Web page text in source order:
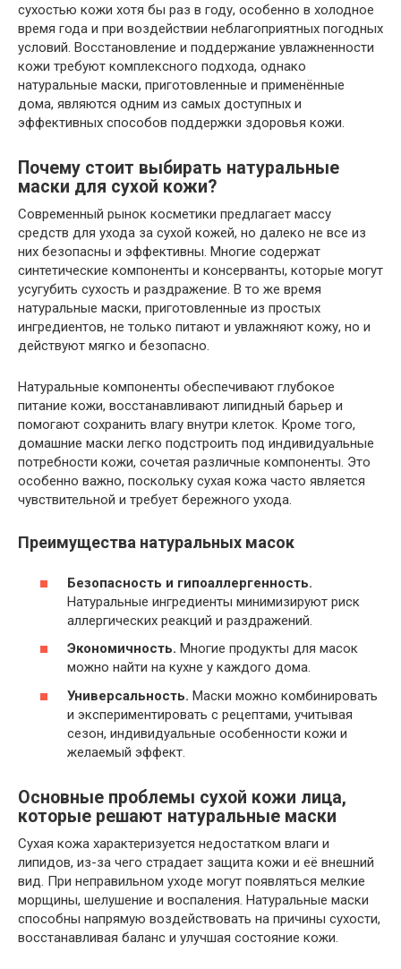
сухостью кожи хотя бы раз в году, особенно в холодное
время года и при воздействии неблагоприятных погодных
условий. Восстановление и поддержание увлажненности
кожи требуют комплексного подхода, однако
натуральные маски, приготовленные и применённые
дома, являются одним из самых доступных и
эффективных способов поддержки здоровья кожи.
Почему стоит выбирать натуральные
маски для сухой кожи?
Современный рынок косметики предлагает массу
средств для ухода за сухой кожей, но далеко не все из
них безопасны и эффективны. Многие содержат
синтетические компоненты и консерванты, которые могут
усугубить сухость и раздражение. В то же время
натуральные маски, приготовленные из простых
ингредиентов, не только питают и увлажняют кожу, но и
действуют мягко и безопасно.
Натуральные компоненты обеспечивают глубокое
питание кожи, восстанавливают липидный барьер и
помогают сохранить влагу внутри клеток. Кроме того,
домашние маски легко подстроить под индивидуальные
потребности кожи, сочетая различные компоненты. Это
особенно важно, поскольку сухая кожа часто является
чувствительной и требует бережного ухода.
Преимущества натуральных масок
Безопасность и гипоаллергенность.
Натуральные ингредиенты минимизируют риск
аллергических реакций и раздражений.
Экономичность. Многие продукты для масок
можно найти на кухне у каждого дома.
Универсальность. Маски можно комбинировать
и экспериментировать с рецептами, учитывая
сезон, индивидуальные особенности кожи и
желаемый эффект.
Основные проблемы сухой кожи лица,
которые решают натуральные маски
Сухая кожа характеризуется недостатком влаги и
липидов, из-за чего страдает защита кожи и её внешний
вид. При неправильном уходе могут появляться мелкие
морщины, шелушение и воспаления. Натуральные маски
способны напрямую воздействовать на причины сухости,
восстанавливая баланс и улучшая состояние кожи.